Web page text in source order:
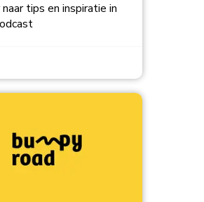
tips en inspiratie in